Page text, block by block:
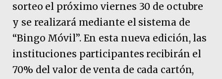
sorteo el próximo viernes 30 de octubre
y se realizará mediante el sistema de
“Bingo Móvil”. En esta nueva edición, las
instituciones participantes recibirán el
70% del valor de venta de cada cartón,